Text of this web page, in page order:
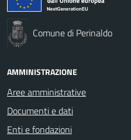
Comune di Perinaldo
AMMINISTRAZIONE
Aree amministrative
Documenti e dati
Enti e fondazioni